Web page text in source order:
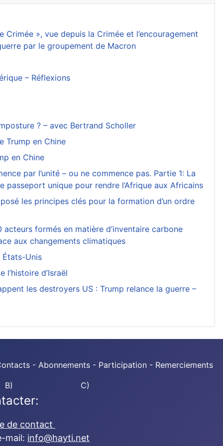
Crimée », vue depuis la Crimée et l’encouragement
par le groupement de Macron
– Réflexions
? – avec Bertrand Scholler
Trump en Chine
en Chine
par l’unité – ou ne commence pas. Partie 1: La
passeport unique pour rendre l’Afrique aux Africains
les principes clés pour la formation d’un ordre
acteurs formés en matière d’inventaire carbone
aux changements climatiques
États-Unis
l’histoire d’Israël
les destroyers US : Trump relance la guerre –
- Abonnements - Participation - Remerciements
B) C)
de contact
mail: info@hayti.net